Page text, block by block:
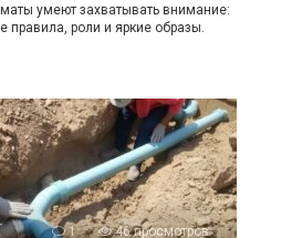
умеют захватывать внимание:
правила, роли и яркие образы.
1 46 просмотров